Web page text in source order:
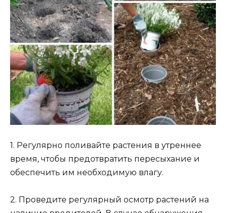
1. Регулярно поливайте растения в утреннее
время, чтобы предотвратить пересыхание и
обеспечить им необходимую влагу.
2. Проведите регулярный осмотр растений на